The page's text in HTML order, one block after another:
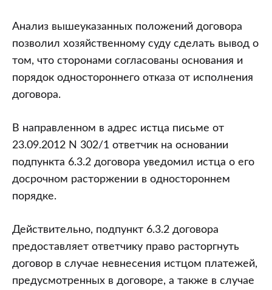
Анализ вышеуказанных положений договора
позволил хозяйственному суду сделать вывод о
том, что сторонами согласованы основания и
порядок одностороннего отказа от исполнения
договора.
В направленном в адрес истца письме от
23.09.2012 N 302/1 ответчик на основании
подпункта 6.3.2 договора уведомил истца о его
досрочном расторжении в одностороннем
порядке.
Действительно, подпункт 6.3.2 договора
предоставляет ответчику право расторгнуть
договор в случае невнесения истцом платежей,
предусмотренных в договоре, а также в случае